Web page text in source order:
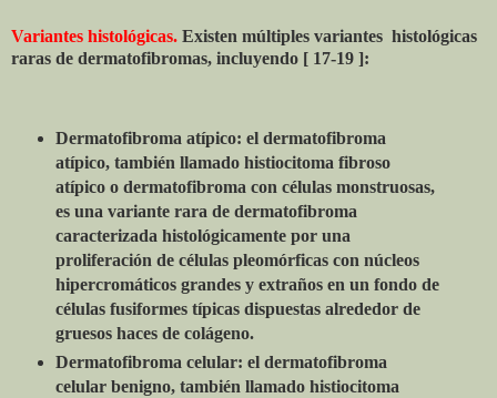
Variantes histológicas. Existen múltiples variantes histológicas
raras de dermatofibromas, incluyendo [ 17-19 ]:
Dermatofibroma atípico: el dermatofibroma
atípico, también llamado histiocitoma fibroso
atípico o dermatofibroma con células monstruosas,
es una variante rara de dermatofibroma
caracterizada histológicamente por una
proliferación de células pleomórficas con núcleos
hipercromáticos grandes y extraños en un fondo de
células fusiformes típicas dispuestas alrededor de
gruesos haces de colágeno.
Dermatofibroma celular: el dermatofibroma
celular benigno, también llamado histiocitoma